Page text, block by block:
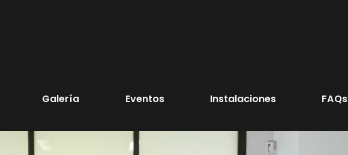
Galería Eventos Instalaciones FAQs